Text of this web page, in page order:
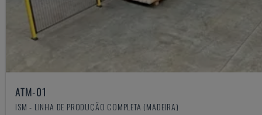
ATM-01
ISM - LINHA DE PRODUÇÃO COMPLETA (MADEIRA)